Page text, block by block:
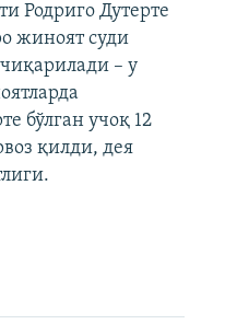
Родриго Дутерте
жиноят суди
– у
бўлган учоқ 12
қилди, дея